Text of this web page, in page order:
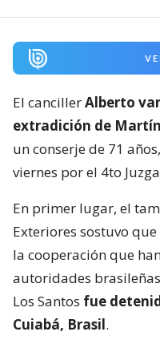
El cancillerAlberto
extradición de
un conserje de 71
viernes por el 4to
En primer lugar, el
Exteriores sostuvo
la cooperación que
autoridades
Los Santos fue
Cuiabá, Brasil.